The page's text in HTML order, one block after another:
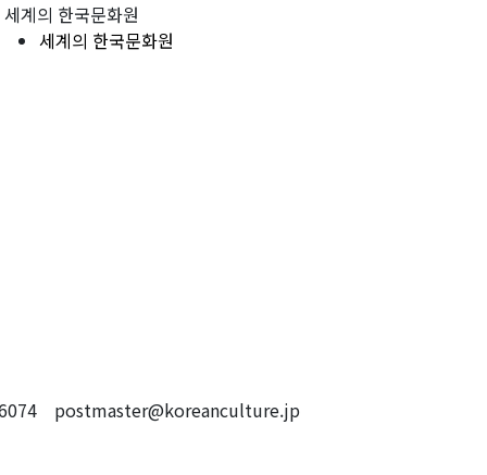
세계의 한국문화원
세계의 한국문화원
6074 postmaster@koreanculture.jp